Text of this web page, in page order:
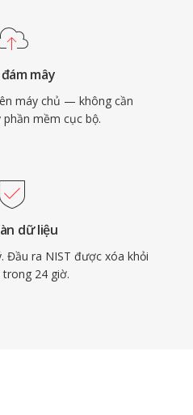
mây
máy chủ — không cần
phần mềm cục bộ.
dữ liệu
Đầu ra NIST được xóa khỏi
24 giờ.